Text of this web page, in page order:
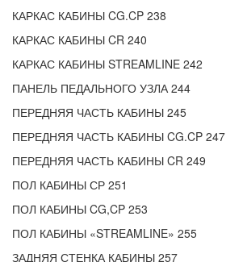
КАРКАС КАБИНЫ CG.CP 238
КАРКАС КАБИНЫ CR 240
КАРКАС КАБИНЫ STREAMLINE 242
ПАНЕЛЬ ПЕДАЛЬНОГО УЗЛА 244
ПЕРЕДНЯЯ ЧАСТЬ КАБИНЫ 245
ПЕРЕДНЯЯ ЧАСТЬ КАБИНЫ CG.CP 247
ПЕРЕДНЯЯ ЧАСТЬ КАБИНЫ CR 249
ПОЛ КАБИНЫ СР 251
ПОЛ КАБИНЫ CG,CP 253
ПОЛ КАБИНЫ «STREAMLINE» 255
ЗАДНЯЯ СТЕНКА КАБИНЫ 257